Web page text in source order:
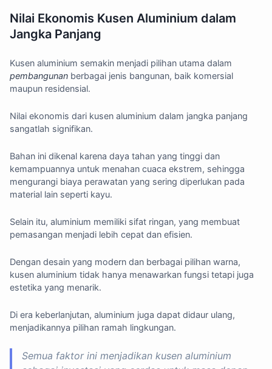
Nilai Ekonomis Kusen Aluminium dalam
Jangka Panjang
Kusen aluminium semakin menjadi pilihan utama dalam
pembangunan berbagai jenis bangunan, baik komersial
maupun residensial.
Nilai ekonomis dari kusen aluminium dalam jangka panjang
sangatlah signifikan.
Bahan ini dikenal karena daya tahan yang tinggi dan
kemampuannya untuk menahan cuaca ekstrem, sehingga
mengurangi biaya perawatan yang sering diperlukan pada
material lain seperti kayu.
Selain itu, aluminium memiliki sifat ringan, yang membuat
pemasangan menjadi lebih cepat dan efisien.
Dengan desain yang modern dan berbagai pilihan warna,
kusen aluminium tidak hanya menawarkan fungsi tetapi juga
estetika yang menarik.
Di era keberlanjutan, aluminium juga dapat didaur ulang,
menjadikannya pilihan ramah lingkungan.
Semua faktor ini menjadikan kusen aluminium